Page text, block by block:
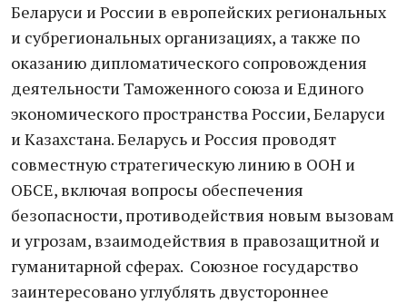
Беларуси и России в европейских региональных
и субрегиональных организациях, а также по
оказанию дипломатического сопровождения
деятельности Таможенного союза и Единого
экономического пространства России, Беларуси
и Казахстана. Беларусь и Россия проводят
совместную стратегическую линию в ООН и
ОБСЕ, включая вопросы обеспечения
безопасности, противодействия новым вызовам
и угрозам, взаимодействия в правозащитной и
гуманитарной сферах. Союзное государство
заинтересовано углублять двустороннее